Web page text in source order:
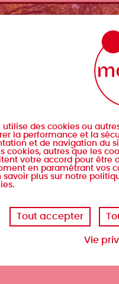
utilise des cookies ou
la performance et la
et de navigation du
cookies, autres que les
votre accord pour être
en paramétrant vos
savoir plus sur notre
Tout accepter
Vie